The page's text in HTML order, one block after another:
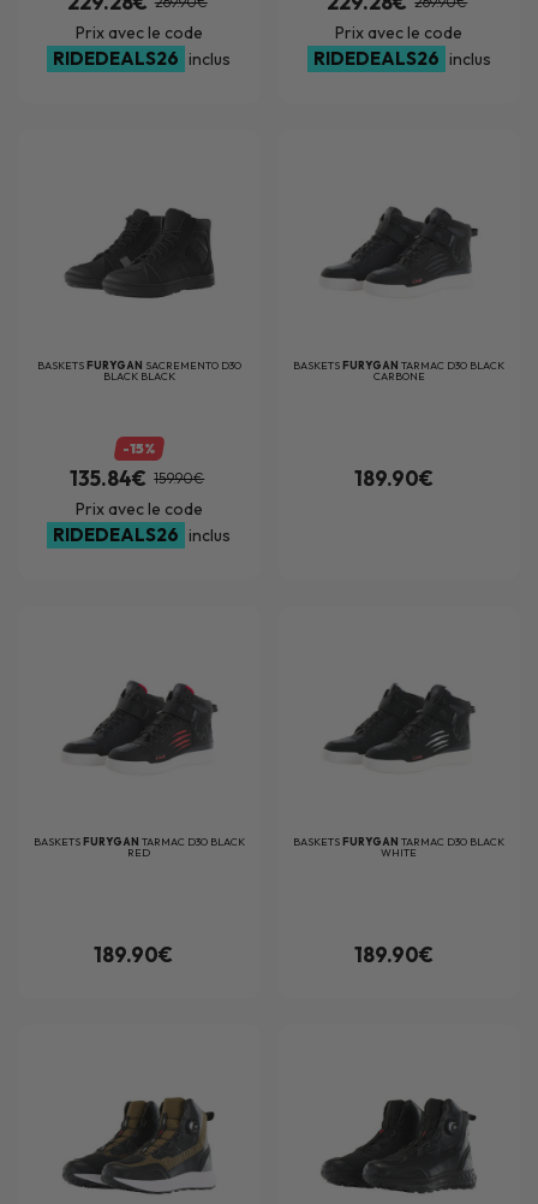
Prix avec le code
RIDEDEALS26 inclus
Prix avec le code
RIDEDEALS26 inclus
BASKETSFURYGAN SACREMENTO D3O
BLACK BLACK
-15%
135.84€ 159.90€
Prix avec le code
RIDEDEALS26 inclus
BASKETSFURYGANTARMAC D3O BLACK
CARBONE
189.90€
BASKETSFURYGAN TARMAC D3O BLACK
RED
189.90€
BASKETSFURYGANTARMAC D3O BLACK
WHITE
189.90€